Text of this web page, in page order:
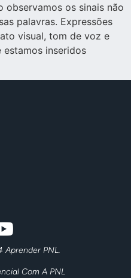
observamos os sinais não
palavras. Expressões
visual, tom de voz e
inseridos
PNL.
Com A PNL